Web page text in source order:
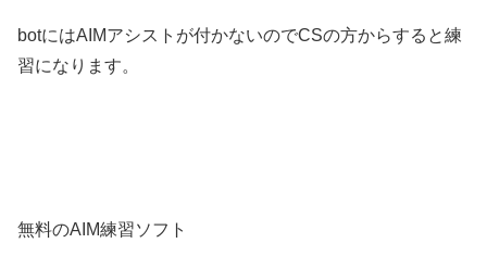
botにはAIMアシストが付かないのでCSの方からすると練
習になります。
無料のAIM練習ソフト